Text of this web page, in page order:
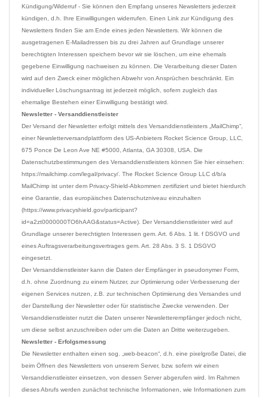
Kündigung/Widerruf - Sie können den Empfang unseres Newsletters jederzeit
kündigen, d.h. Ihre Einwilligungen widerrufen. Einen Link zur Kündigung des
Newsletters finden Sie am Ende eines jeden Newsletters. Wir können die
ausgetragenen E-Mailadressen bis zu drei Jahren auf Grundlage unserer
berechtigten Interessen speichern bevor wir sie löschen, um eine ehemals
gegebene Einwilligung nachweisen zu können. Die Verarbeitung dieser Daten
wird auf den Zweck einer möglichen Abwehr von Ansprüchen beschränkt. Ein
individueller Löschungsantrag ist jederzeit möglich, sofern zugleich das
Newsletter - Versanddienstleister
Der Versand der Newsletter erfolgt mittels des Versanddienstleisters „MailChimp“,
einer Newsletterversandplattform des US-Anbieters Rocket Science Group, LLC,
675 Ponce De Leon Ave NE #5000, Atlanta, GA 30308, USA. Die
Datenschutzbestimmungen des Versanddienstleisters können Sie hier einsehen:
https://mailchimp.com/legal/privacy/. The Rocket Science Group LLC d/b/a
MailChimp ist unter dem Privacy-Shield-Abkommen zertifiziert und bietet hierdurch
eine Garantie, das europäisches Datenschutzniveau einzuhalten
(https://www.privacyshield.gov/participant?
id=a2zt0000000TO6hAAG&status=Active). Der Versanddienstleister wird auf
Grundlage unserer berechtigten Interessen gem. Art. 6 Abs. 1 lit. f DSGVO und
eines Auftragsverarbeitungsvertrages gem. Art. 28 Abs. 3 S. 1 DSGVO
eingesetzt.
Der Versanddienstleister kann die Daten der Empfänger in pseudonymer Form,
d.h. ohne Zuordnung zu einem Nutzer, zur Optimierung oder Verbesserung der
eigenen Services nutzen, z.B. zur technischen Optimierung des Versandes und
der Darstellung der Newsletter oder für statistische Zwecke verwenden. Der
Versanddienstleister nutzt die Daten unserer Newsletterempfänger jedoch nicht,
Newsletter - Erfolgsmessung
Die Newsletter enthalten einen sog. „web-beacon“, d.h. eine pixelgroße Datei, die
beim Öffnen des Newsletters von unserem Server, bzw. sofern wir einen
Versanddienstleister einsetzen, von dessen Server abgerufen wird. Im Rahmen
dieses Abrufs werden zunächst technische Informationen, wie Informationen zum